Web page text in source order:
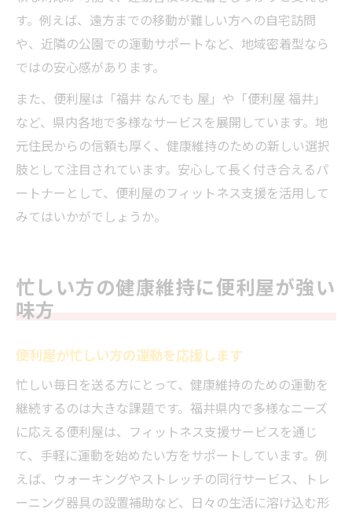
す。例えば、遠方までの移動が難しい方への自宅訪問
や、近隣の公園での運動サポートなど、地域密着型なら
ではの安心感があります。
また、便利屋は「福井 なんでも 屋」や「便利屋 福井」
など、県内各地で多様なサービスを展開しています。地
元住民からの信頼も厚く、健康維持のための新しい選択
肢として注目されています。安心して長く付き合えるパ
ートナーとして、便利屋のフィットネス支援を活用して
みてはいかがでしょうか。
忙しい方の健康維持に便利屋が強い
味方
便利屋が忙しい方の運動を応援します
忙しい毎日を送る方にとって、健康維持のための運動を
継続するのは大きな課題です。福井県内で多様なニーズ
に応える便利屋は、フィットネス支援サービスを通じ
て、手軽に運動を始めたい方をサポートしています。例
えば、ウォーキングやストレッチの同行サービス、トレ
ーニング器具の設置補助など、日々の生活に溶け込む形